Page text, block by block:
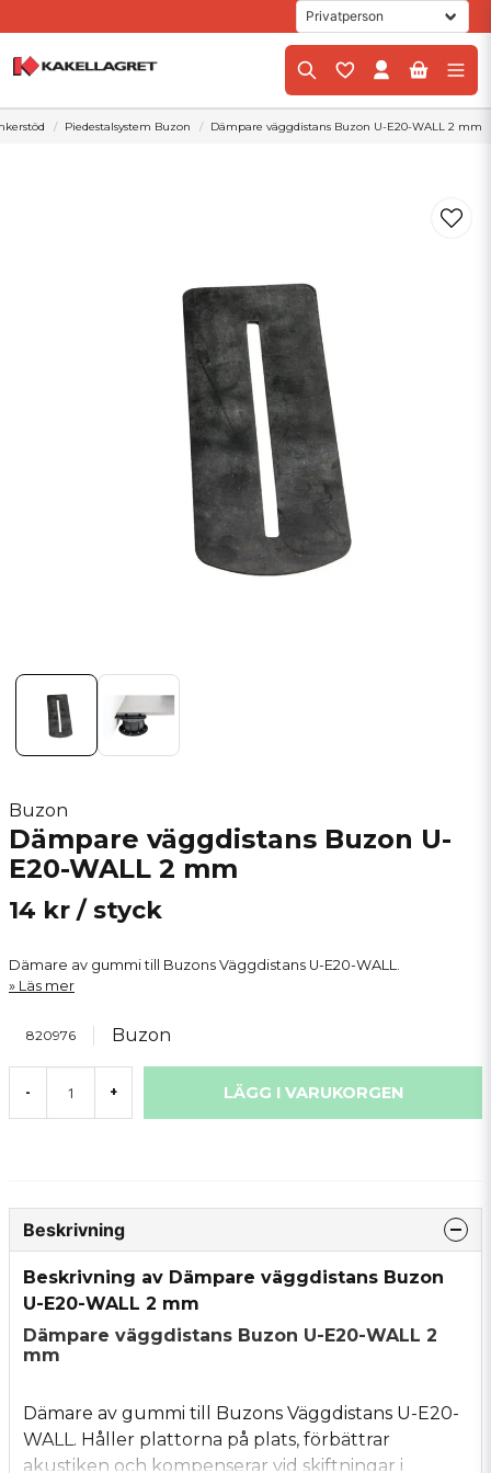
Piedestalsystem Buzon Dämpare väggdistans Buzon U-E20-WALL 2 mm
Buzon
Dämpare väggdistans Buzon U-
E20-WALL 2 mm
14 kr / styck
Dämare av gummi till Buzons Väggdistans U-E20-WALL.
Läs mer
820976 Buzon
- + LÄGG I VARUKORGEN
Beskrivning
Beskrivning av Dämpare väggdistans Buzon
U-E20-WALL 2 mm
Dämpare väggdistans Buzon U-E20-WALL 2
mm
Dämare av gummi till Buzons Väggdistans U-E20-
WALL. Håller plattorna på plats, förbättrar
akustiken och kompenserar vid skiftningar i